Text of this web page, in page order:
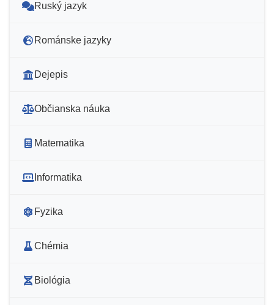
Ruský jazyk
Románske jazyky
Dejepis
Občianska náuka
Matematika
Informatika
Fyzika
Chémia
Biológia